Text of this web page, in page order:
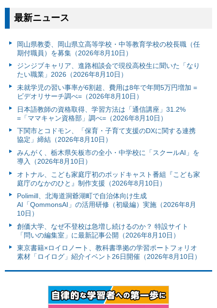
最新ニュース
岡山県教委、岡山県立高等学校・中等教育学校の校長職（任
期付職員）を募集（2026年8月10日）
ジンジブキャリア、進路相談会で現役高校生に聞いた「なり
たい職業」2026（2026年8月10日）
未就学児の習い事率が6割超、費用は8年で年間5万円増加 =
ビデオリサーチ調べ=（2026年8月10日）
日本語教師の資格取得、学習方法は「通信講座」31.2%
=「ママキャン資格部」調べ=（2026年8月10日）
下関市とコドモン、「保育・子育て支援のDXに関する連携
協定」締結（2026年8月10日）
みんがく、栃木県矢板市の全小・中学校に「スクールAI」を
導入（2026年8月10日）
オトナル、こども家庭庁初のポッドキャスト番組『こども家
庭庁のなかのひと』制作支援（2026年8月10日）
Polimill、北海道洞爺湖町で自治体向け生成
AI「QommonsAI」の活用研修（初級編）実施（2026年8月
10日）
創価大学、なぜ不登校は急増し続けるのか？ 特設サイト
「問いの編集室」に最新記事公開（2026年8月10日）
東京書籍×ロイロノート、教科書準拠の学習ポートフォリオ
素材「ロイログ」紹介イベント26日開催（2026年8月10日）